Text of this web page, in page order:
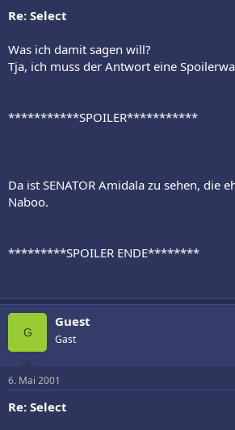
Re: Select
Was ich damit sagen will?
Tja, ich muss der Antwort eine
***********SPOILER***********
Da ist SENATOR Amidala zu sehen, die
Naboo.
*********SPOILER ENDE********
G
Guest
Gast
6. Mai 2001
Re: Select